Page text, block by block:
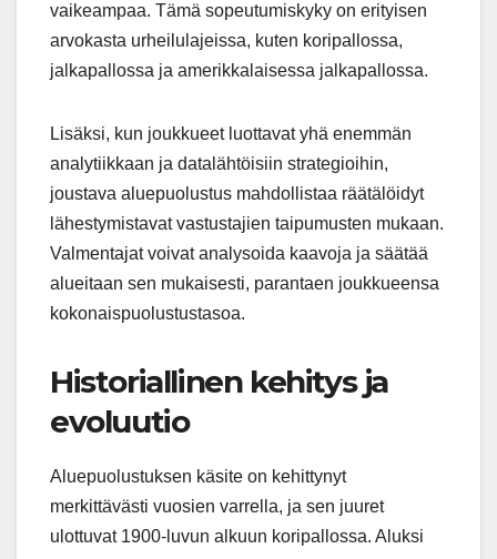
vaikeampaa. Tämä sopeutumiskyky on erityisen
arvokasta urheilulajeissa, kuten koripallossa,
jalkapallossa ja amerikkalaisessa jalkapallossa.
Lisäksi, kun joukkueet luottavat yhä enemmän
analytiikkaan ja datalähtöisiin strategioihin,
joustava aluepuolustus mahdollistaa räätälöidyt
lähestymistavat vastustajien taipumusten mukaan.
Valmentajat voivat analysoida kaavoja ja säätää
alueitaan sen mukaisesti, parantaen joukkueensa
kokonaispuolustustasoa.
Historiallinen kehitys ja
evoluutio
Aluepuolustuksen käsite on kehittynyt
merkittävästi vuosien varrella, ja sen juuret
ulottuvat 1900-luvun alkuun koripallossa. Aluksi